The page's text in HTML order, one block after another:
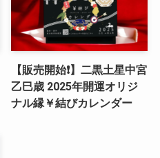
【販売開始❗️】二黒土星中宮
乙巳歳 2025年開運オリジ
ナル縁￥結びカレンダー